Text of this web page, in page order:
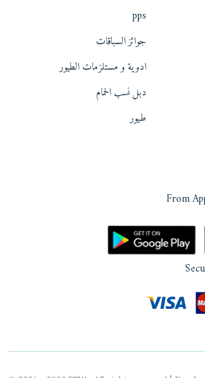
pps
جوائز السباقات
ادوية و مستلزمات الطيور
دبل نسب الحمام
طيور
From